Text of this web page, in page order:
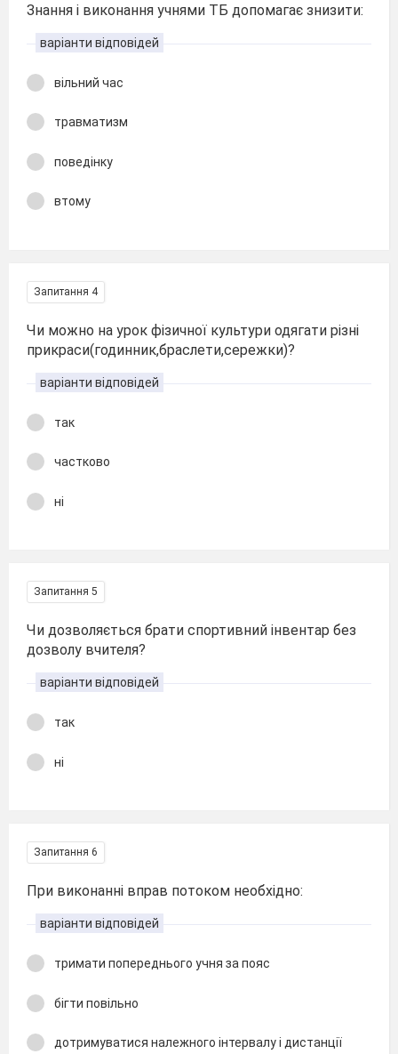
Знання і виконання учнями ТБ допомагає знизити:
варіанти відповідей
вільний час
травматизм
поведінку
втому
Запитання 4
Чи можно на урок фізичної культури одягати різні
прикраси(годинник,браслети,сережки)?
варіанти відповідей
так
частково
ні
Запитання 5
Чи дозволяється брати спортивний інвентар без
дозволу вчителя?
варіанти відповідей
так
ні
Запитання 6
При виконанні вправ потоком необхідно:
варіанти відповідей
тримати попереднього учня за пояс
бігти повільно
дотримуватися належного інтервалу і дистанції